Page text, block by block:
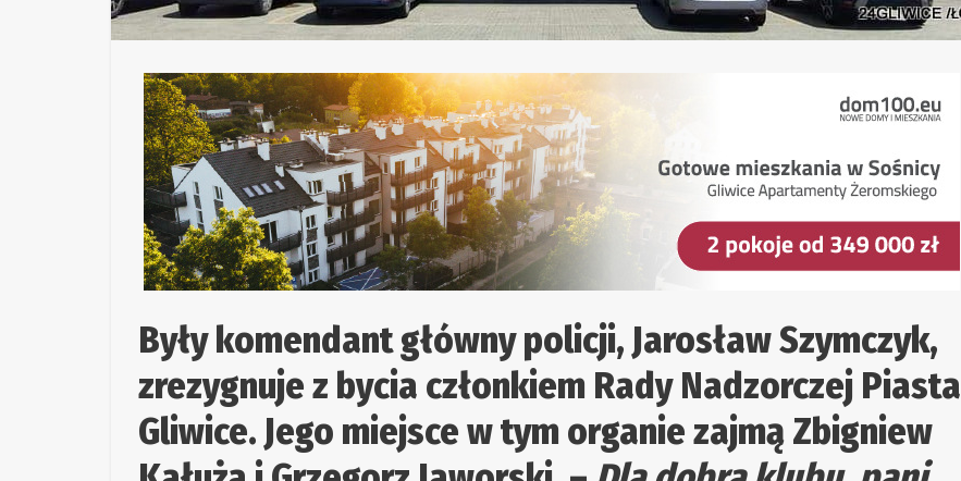
Były komendant główny policji, Jarosław Szymczyk,
zrezygnuje z bycia członkiem Rady Nadzorczej Piasta
Gliwice. Jego miejsce w tym organie zajmą Zbigniew